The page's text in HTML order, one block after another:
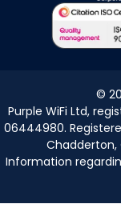
©
Purple WiFi Ltd,
06444980.
Chadderton,
Information